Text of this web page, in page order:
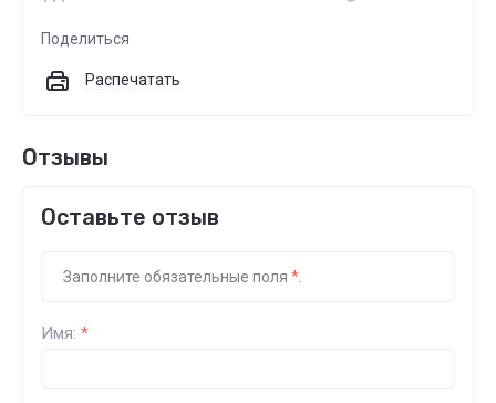
Поделиться
Распечатать
Отзывы
Оставьте отзыв
Заполните обязательные поля *
Имя: *